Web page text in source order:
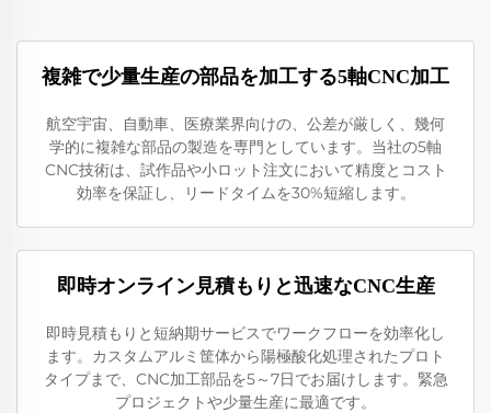
複雑で少量生産の部品を加工する5軸CNC加工
航空宇宙、自動車、医療業界向けの、公差が厳しく、幾何
学的に複雑な部品の製造を専門としています。当社の5軸
CNC技術は、試作品や小ロット注文において精度とコスト
効率を保証し、リードタイムを30%短縮します。
即時オンライン見積もりと迅速なCNC生産
即時見積もりと短納期サービスでワークフローを効率化し
ます。カスタムアルミ筐体から陽極酸化処理されたプロト
タイプまで、CNC加工部品を5～7日でお届けします。緊急
プロジェクトや少量生産に最適です。